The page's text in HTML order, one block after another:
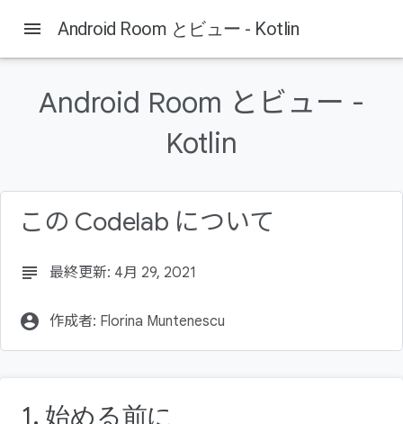
menu Android Room とビュー - Kotlin
Android Room とビュー -
Kotlin
この Codelab について
subject 最終更新: 4月 29, 2021
account_circle 作成者: Florina Muntenescu
1. 始める前に